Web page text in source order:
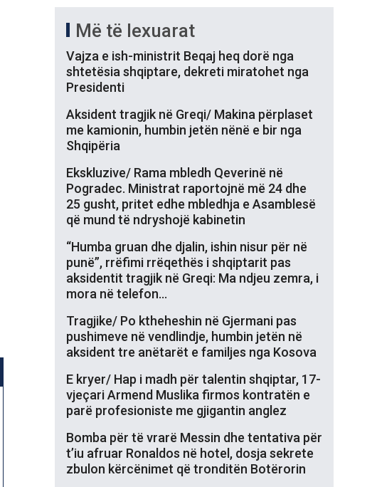
Më të lexuarat
Vajza e ish-ministrit Beqaj heq dorë nga
shtetësia shqiptare, dekreti miratohet nga
Presidenti
Aksident tragjik në Greqi/ Makina përplaset
me kamionin, humbin jetën nënë e bir nga
Shqipëria
Ekskluzive/ Rama mbledh Qeverinë në
Pogradec. Ministrat raportojnë më 24 dhe
25 gusht, pritet edhe mbledhja e Asamblesë
që mund të ndryshojë kabinetin
“Humba gruan dhe djalin, ishin nisur për në
punë”, rrëfimi rrëqethës i shqiptarit pas
aksidentit tragjik në Greqi: Ma ndjeu zemra, i
mora në telefon…
Tragjike/ Po ktheheshin në Gjermani pas
pushimeve në vendlindje, humbin jetën në
aksident tre anëtarët e familjes nga Kosova
E kryer/ Hap i madh për talentin shqiptar, 17-
vjeçari Armend Muslika firmos kontratën e
parë profesioniste me gjigantin anglez
Bomba për të vrarë Messin dhe tentativa për
t’iu afruar Ronaldos në hotel, dosja sekrete
zbulon kërcënimet që tronditën Botërorin